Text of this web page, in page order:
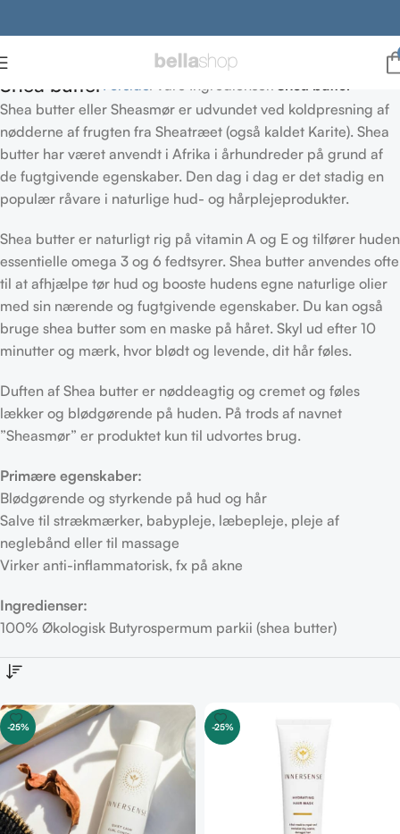
Shea butter
Shea butter eller Sheasmør er udvundet ved koldpresning af
nødderne af frugten fra Sheatræet (også kaldet Karite). Shea
butter har været anvendt i Afrika i århundreder på grund af
de fugtgivende egenskaber. Den dag i dag er det stadig en
populær råvare i naturlige hud- og hårplejeprodukter.
Shea butter er naturligt rig på vitamin A og E og tilfører huden
essentielle omega 3 og 6 fedtsyrer. Shea butter anvendes ofte
til at afhjælpe tør hud og booste hudens egne naturlige olier
med sin nærende og fugtgivende egenskaber. Du kan også
bruge shea butter som en maske på håret. Skyl ud efter 10
minutter og mærk, hvor blødt og levende, dit hår føles.
Duften af Shea butter er nøddeagtig og cremet og føles
lækker og blødgørende på huden. På trods af navnet
”Sheasmør” er produktet kun til udvortes brug.
Primære egenskaber:
Blødgørende og styrkende på hud og hår
Salve til strækmærker, babypleje, læbepleje, pleje af
neglebånd eller til massage
Virker anti-inflammatorisk, fx på akne
Ingredienser:
100% Økologisk Butyrospermum parkii (shea butter)
-25% -25%